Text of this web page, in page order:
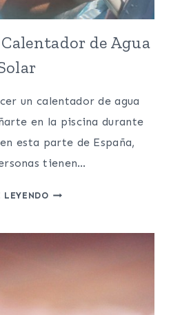
de Agua
un calentador de agua
en la piscina durante
esta parte de España,
tienen…
LEYENDOCOMO